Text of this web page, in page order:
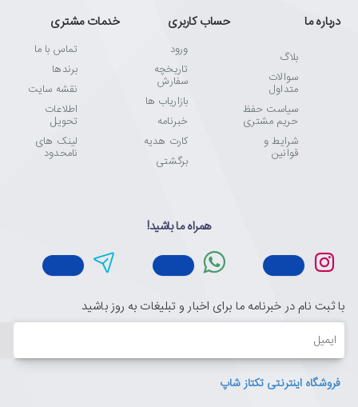
درباره ما
بلاگ
سوالات
متداول
سیاست حفظ
حریم مشتری
شرایط و
قوانین
حساب کاربری
ورود
تاریخچه
سفارش
بازاریاب ها
خبرنامه
کارت هدیه
برگشتی
خدمات مشتری
تماس با ما
برندها
نقشه سایت
اطلاعات
تحویل
لینک های
نامحدود
همراه ما باشید!
با ثبت نام در خبرنامه ما برای اخبار و تبلیغات به روز باشید
ایمیل
فروشگاه اینترنتی تکتاز شاپ